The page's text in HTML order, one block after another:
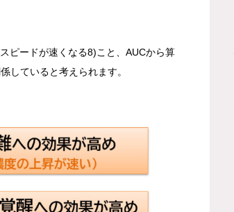
ピードが速くなる8)こと、AUCから算
していると考えられます。